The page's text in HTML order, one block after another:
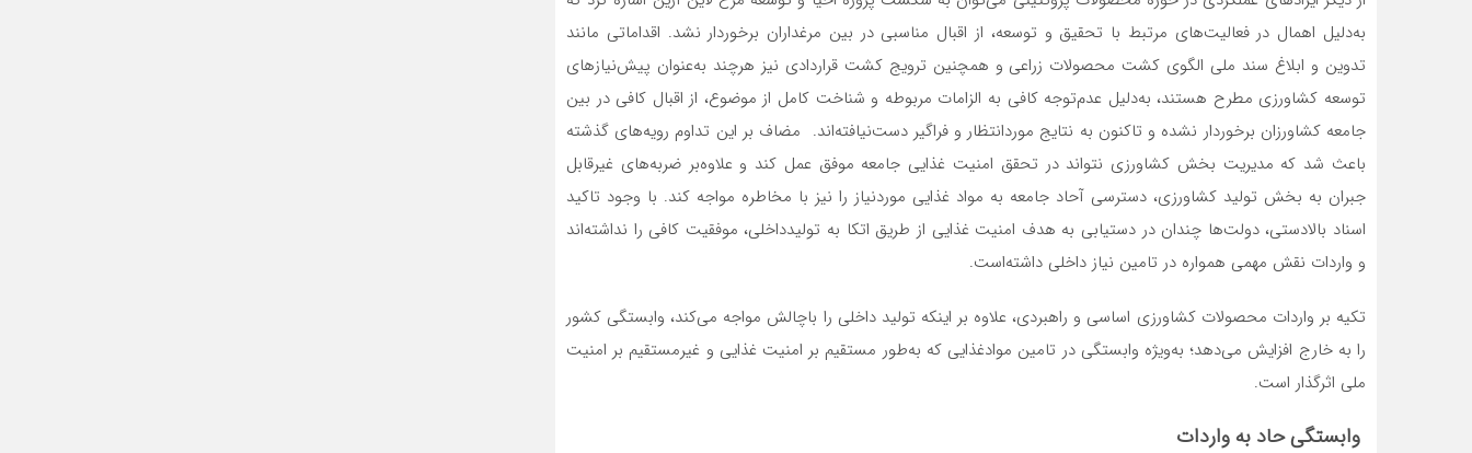
به‌دلیل اهمال در فعالیت‌های‌‌‌‌ مرتبط‌‌‌‌ با تحقیق‌‌‌‌ و توسعه‌‌‌‌، از اقبال مناسبی‌‌‌‌ در بین‌‌‌‌ مرغداران برخوردار نشد. اقداماتی‌‌‌‌ مانند
تدوین‌‌‌‌ و ابلاغ سند ملی‌‌‌‌ الگوی‌‌‌‌ کشت‌‌‌‌ محصولات زراعی‌‌‌‌ و همچنین‌‌‌‌ ترویج‌‌‌‌ کشت‌‌‌‌ قراردادی‌‌‌‌ نیز هرچند به‌عنوان پیش‌‌‌‌نیازهای‌‌‌‌
توسعه‌‌‌‌ کشاورزی‌‌‌‌ مطرح هستند، به‌دلیل عدم‌توجه‌‌‌‌ کافی‌‌‌‌ به‌‌‌‌ الزامات مربوطه‌‌‌‌ و شناخت‌‌‌‌ کامل‌‌‌‌ از موضوع، از اقبال کافی‌‌‌‌ در بین‌‌‌‌
جامعه‌‌‌‌ کشاورزان برخوردار نشده و تاکنون به‌‌‌‌ نتایج‌‌‌‌ موردانتظار و فراگیر دست‌نیافته‌‌‌‌اند. مضاف بر این‌‌‌‌ تداوم رویه‌‌‌‌های‌‌‌‌ گذشته‌‌‌‌
باعث‌‌‌‌ شد که‌‌‌‌ مدیریت‌‌‌‌ بخش‌‌‌‌ کشاورزی‌‌‌‌ نتواند در تحقق‌‌‌‌ امنیت‌‌‌‌ غذایی‌‌‌‌ جامعه‌‌‌‌ موفق‌‌‌‌ عمل‌‌‌‌ کند و علاوه‌بر ضربه‌‌‌‌های‌‌‌‌ غیرقابل‌‌‌‌
جبران به‌‌‌‌ بخش‌‌‌‌ تولید کشاورزی‌‌‌‌، دسترسی‌‌‌‌ آحاد جامعه‌‌‌‌ به‌‌‌‌ مواد غذایی‌‌‌‌ مورد‌نیاز را نیز با مخاطره مواجه‌‌‌‌ کند. با وجود تاکید
اسناد بالادستی، دولت‌ها چندان در دستیابی به هدف امنیت غذایی از طریق اتکا به تولیدداخلی، موفقیت کافی را نداشته‌اند
و واردات نقش مهمی‌‌‌‌ همواره در تامین نیاز داخلی داشته‌است.
تکیه‌‌‌‌ بر واردات محصولات کشاورزی اساسی و راهبردی، علاوه بر اینکه تولید داخلی را باچالش مواجه می‌کند، وابستگی کشور
را به خارج افزایش می‌دهد؛ به‌ویژه وابستگی در تامین موادغذایی که به‌طور مستقیم بر امنیت غذایی و غیرمستقیم بر امنیت
‌‌‌‌ملی اثرگذار است.
وابستگی حاد به واردات